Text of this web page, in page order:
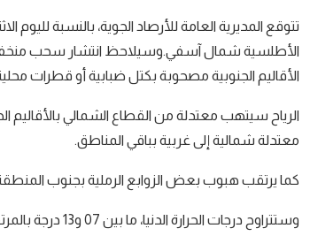
تتوقع المديرية العامة للأرصاد الجوية، بالنسبة
الأطلسية شمال آسفي.وسيلاحظ انتشار سحب
الأقاليم الجنوبية مصحوبة بكتل ضبابية أو قطرات
الرياح سيتهب معتدلة من القطاع الشمالي بالأقاليم
معتدلة شمالية إلى غربية بباقي المناطق.
كما يرتقب هبوب بعض الزوابع الرملية بجنوب